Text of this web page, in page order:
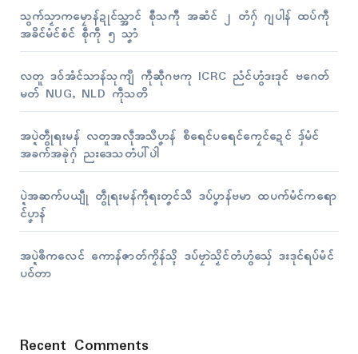
သွက်သၟာကမၠောန်ဍုၚ်သ္အာၚ် စီုသကီု အဆံၚ် ၂ တံဂှ် ဂျပါန် ထပ်ကဵု
အခိၚ်မံၚ်စံၚ် စဵုကဵု ၅ သၞာံ
လတူ ဒဝ်အံၚ်သာန်သုကျဳ ကဵုဆဵုဂဗကု ICRC ညံၚ်ဟွံဒးဒုၚ် ဗဂေတ်
မတ် NUG, NLD ကဵုသတိ
အပ္ဍဲတွဵုရးမန် လတူအလဵုအသဳပၞာန် စဳရေၚ်ပရေၚ်ကၠေၚ်ဍေၚ် ဒှ်မံၚ်
အခက်အခုဲဂှ် ညးဒေသတံပါ်ပါဲ
ပ္ဍဲအဆက်ပယျဵု တွဵုရးမန်ကဵုရးတၞၚ်သဳ ဒပ်ပၞာန်ဗမာ ထပက်မံၚ်ကရော
ၚ်ပၞာန်
အပ္ဍဲၜဳကလေၚ် ကောန်ဇာတ်ကၟိန်သ္ၚိ ဒပ်ဗၠာဲသၟိၚ်တံဟွံသှ်ေ ဒးဒုၚ်ရပ်မံၚ်
ပဝ်တာ
Recent Comments